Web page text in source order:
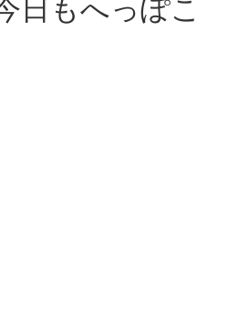
日もへっぽこ